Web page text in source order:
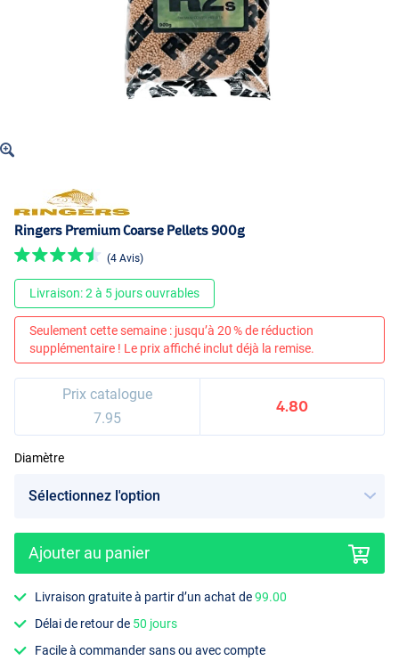
Ringers Premium Coarse Pellets 900g
(4 Avis)
Livraison: 2 à 5 jours ouvrables
Seulement cette semaine : jusqu’à 20 % de réduction
supplémentaire ! Le prix affiché inclut déjà la remise.
Prix catalogue
7.95
4.80
Diamètre
Ajouter au panier
Livraison gratuite à partir d’un achat de99.00
Délai de retour de 50 jours
Facile à commander sans ou avec compte